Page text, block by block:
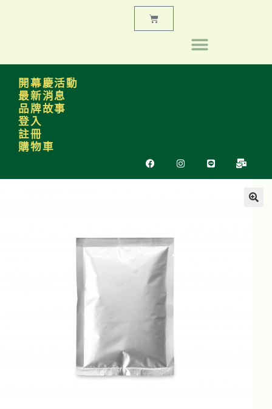
開幕慶活動
最新消息
品牌故事
登入
註冊
購物車